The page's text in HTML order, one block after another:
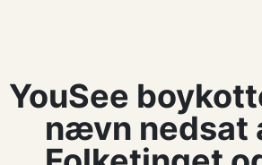
YouSee
nævn nedsat